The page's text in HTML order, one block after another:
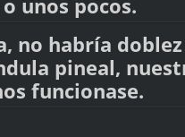
unos pocos.
no habría
pineal,
funcionase.